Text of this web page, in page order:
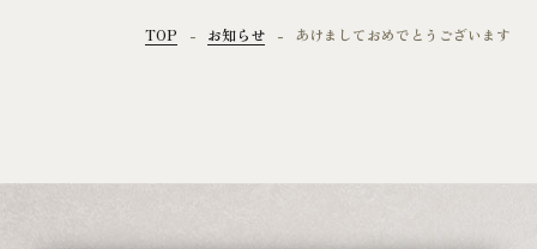
TOP お知らせ あけましておめでとうございます